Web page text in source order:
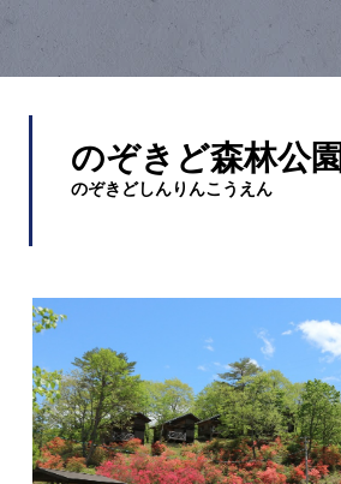
のぞきど森林公園